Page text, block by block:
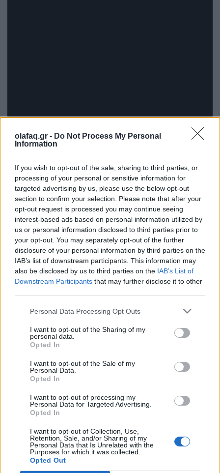
olafaq.gr - Do Not Process My Personal
Information
If you wish to opt-out of the sale, sharing to third parties, or
processing of your personal or sensitive information for
targeted advertising by us, please use the below opt-out
section to confirm your selection. Please note that after your
opt-out request is processed you may continue seeing
interest-based ads based on personal information utilized by
us or personal information disclosed to third parties prior to
your opt-out. You may separately opt-out of the further
disclosure of your personal information by third parties on the
IAB’s list of downstream participants. This information may
also be disclosed by us to third parties on the IAB’s List of
Downstream Participants that may further disclose it to other
Personal Data Processing Opt Outs
I want to opt-out of the Sharing of my
personal data.
Opted In
I want to opt-out of the Sale of my
Personal Data.
Opted In
I want to opt-out of processing my
Personal Data for Targeted Advertising.
Opted In
I want to opt-out of Collection, Use,
Retention, Sale, and/or Sharing of my
Personal Data that Is Unrelated with the
Purposes for which it was collected.
Opted Out
H δύναμη του καλού απλώνεται σαν μία τεράστια
ασπίδα πάνω από έναν κόσμο που συνεχώς
διολισθαίνει σε ατοπήματα και μοιραία τον περιμένει
η άνωθεν τιμωρία. Από τη μία η αδυναμία
διαχείρισης των κοσμοϊστορικών εξελίξεων κι από
την άλλη η παραίτηση που έρχεται ως μία πράξη
έσχατης άμυνας. Ο άνθρωπος ως μονάδα αδυνατεί
να αντιληφθεί όσα συντελούνται, καθώς δεν έχει τον
χρόνο να τα πληροφορηθεί σωστά και να τα
επεξεργαστεί. Τρέχει τον δικό του μαραθώνιο και
ταυτόχρονα προσπαθεί να εντάξει τα στοιχεία που
μας πείθουν καθημερινά πως είναι αναγκαία ως
εφόδια για να καταφέρουμε να επιβιώσουμε με
αξιοπρέπεια στο παρόν και το μέλλον.